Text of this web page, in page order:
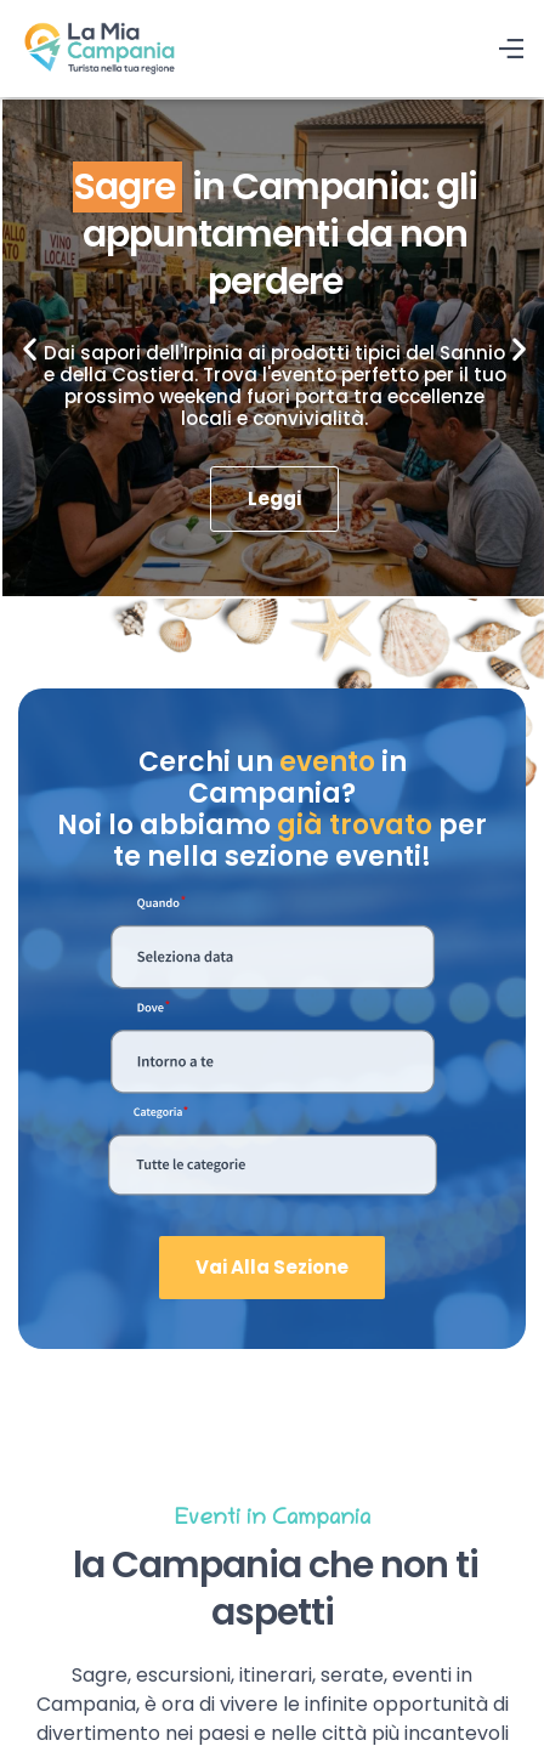
Sagre in Campania: gli
appuntamenti da non
perdere
Dai sapori dell'Irpinia ai prodotti tipici del Sannio
e della Costiera. Trova l'evento perfetto per il tuo
prossimo weekend fuori porta tra eccellenze
locali e convivialità.
Leggi
Cerchi unevento in
Campania?
Noi lo abbiamo già trovatoper
te nella sezione eventi!
Vai Alla Sezione
Eventi in Campania
la Campania che non ti
aspetti
Sagre, escursioni, itinerari, serate, eventi in
Campania, è ora di vivere le infinite opportunità di
divertimento nei paesi e nelle città più incantevoli